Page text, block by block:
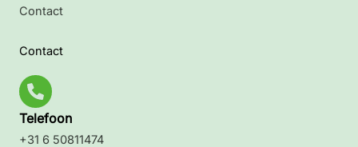
Contact
Contact
Telefoon
+31 6 50811474